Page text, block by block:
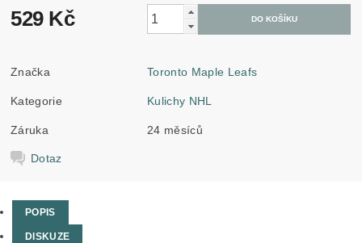
529 Kč
Značka Toronto Maple Leafs
Kategorie Kulichy NHL
Záruka 24 měsíců
Dotaz
POPIS
DISKUZE